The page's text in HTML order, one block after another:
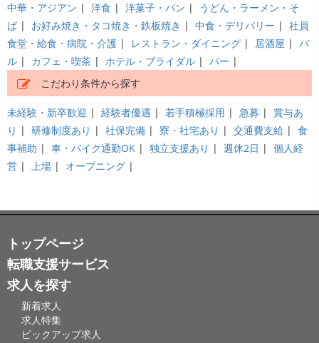
中華・アジアン | 洋食 | 洋菓子・パン |
うどん・ラーメン・そ
ば | お好み焼き・タコ焼き・鉄板焼き | 中食・デリバリー | 社員
食堂・給食・病院・介護 | レストラン・ダイニング | 居酒屋 | バ
ル | カフェ・喫茶 | ホテル・ブライダル | バー |
こだわり条件から探す
未経験・新卒歓迎 | 経験者優遇 | 若手積極採用 | 急募 | 賞与あ
り | 研修制度あり | 社保完備 | 寮・社宅あり | 交通費支給 | 食
事補助 | 車・バイク通勤OK | 独立支援あり | 週休2日 | 個人経
営 | 上場 | オープニング |
トップページ
転職支援サービス
求人を探す
新着求人
求人特集
ピックアップ求人